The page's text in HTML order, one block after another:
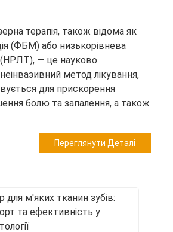
терапія, також відома як
(ФБМ) або низькорівнева
(НРЛТ), — це науково
метод лікування,
для прискорення
болю та запалення, а також
Переглянути Деталі